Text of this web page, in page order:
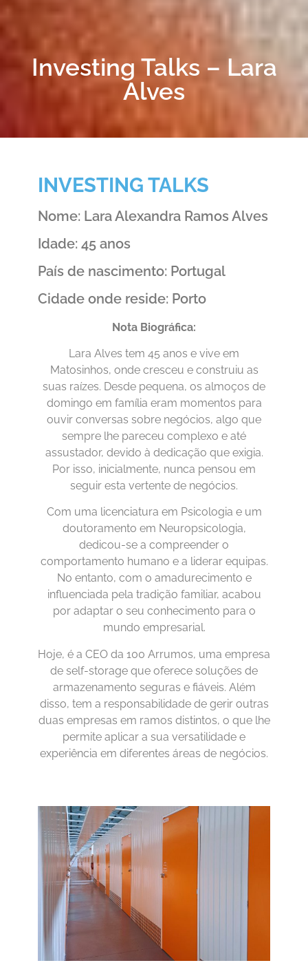
Investing Talks – Lara
Alves
INVESTING TALKS
Nome: Lara Alexandra Ramos Alves
Idade: 45 anos
País de nascimento: Portugal
Cidade onde reside: Porto
Nota Biográfica:
Lara Alves tem 45 anos e vive em
Matosinhos, onde cresceu e construiu as
suas raízes. Desde pequena, os almoços de
domingo em família eram momentos para
ouvir conversas sobre negócios, algo que
sempre lhe pareceu complexo e até
assustador, devido à dedicação que exigia.
Por isso, inicialmente, nunca pensou em
seguir esta vertente de negócios.
Com uma licenciatura em Psicologia e um
doutoramento em Neuropsicologia,
dedicou-se a compreender o
comportamento humano e a liderar equipas.
No entanto, com o amadurecimento e
influenciada pela tradição familiar, acabou
por adaptar o seu conhecimento para o
mundo empresarial.
Hoje, é a CEO da 100 Arrumos, uma empresa
de self-storage que oferece soluções de
armazenamento seguras e fiáveis. Além
disso, tem a responsabilidade de gerir outras
duas empresas em ramos distintos, o que lhe
permite aplicar a sua versatilidade e
experiência em diferentes áreas de negócios.